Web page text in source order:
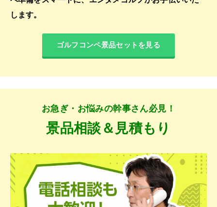
します。
ゴルフコンペ景品セットを見る
お急ぎ・お悩みの幹事さん必見！
景品相談＆見積もり